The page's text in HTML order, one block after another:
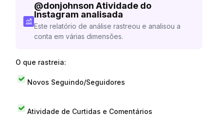
@donjohnson Atividade do
Instagram analisada
Este relatório de análise rastreou e analisou a
conta em várias dimensões.
O que rastreia:
Novos Seguindo/Seguidores
Atividade de Curtidas e Comentários